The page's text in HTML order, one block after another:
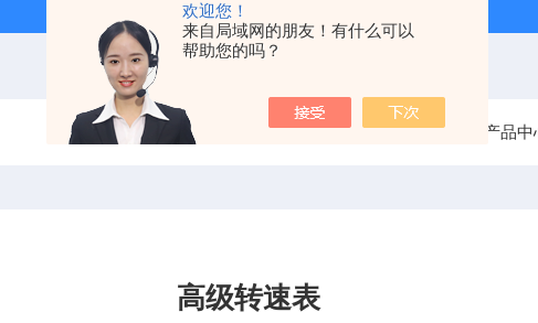
欢迎您！
来自局域网的朋友！有什么可以
帮助您的吗？
当前位置：首页 产品中
高级转速表